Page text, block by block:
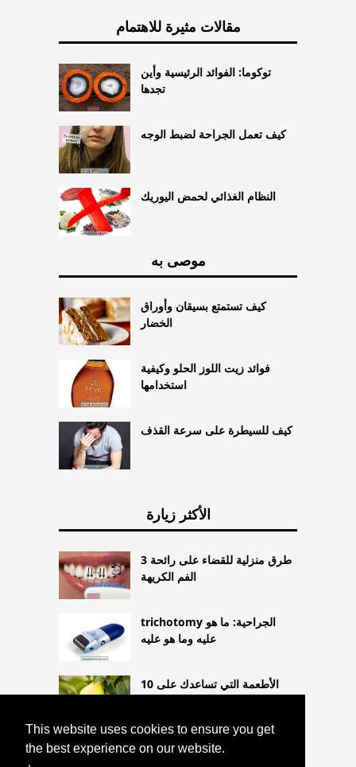
This website uses cookies to ensure you get
the best experience on our website.
مقالات مثيرة للاهتمام
توكوما: الفوائد الرئيسية وأين
تجدها
كيف تعمل الجراحة لضبط الوجه
النظام الغذائي لحمض اليوريك
موصى به
كيف تستمتع بسيقان وأوراق
الخضار
فوائد زيت اللوز الحلو وكيفية
استخدامها
كيف للسيطرة على سرعة القذف
الأكثر زيارة
3 طرق منزلية للقضاء على رائحة
الفم الكريهة
trichotomy الجراحية: ما هو
عليه وما هو عليه
10 الأطعمة التي تساعدك على